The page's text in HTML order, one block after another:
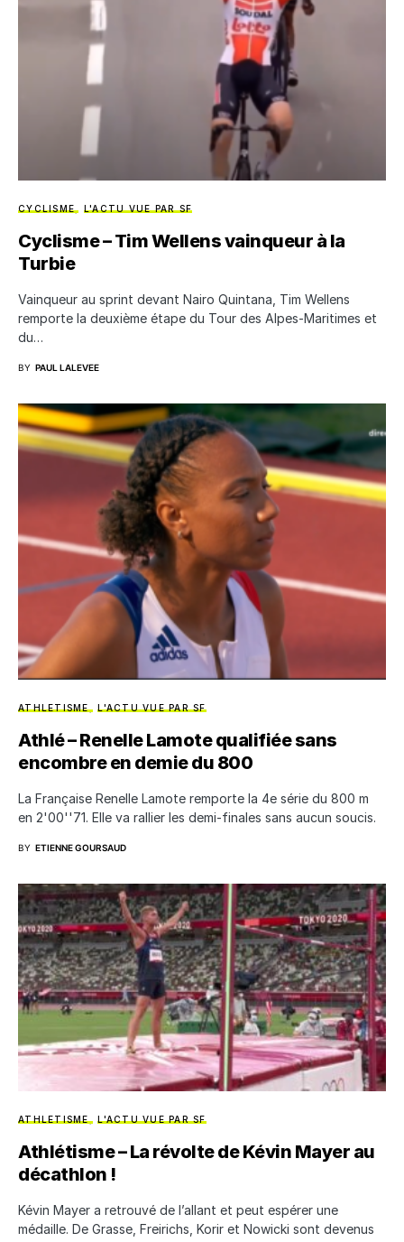
CYCLISME L'ACTU VUE PAR SF
Cyclisme – Tim Wellens vainqueur à la
Turbie
Vainqueur au sprint devant Nairo Quintana, Tim Wellens
remporte la deuxième étape du Tour des Alpes-Maritimes et
du…
BY PAUL LALEVEE
ATHLETISME L'ACTU VUE PAR SF
Athlé – Renelle Lamote qualifiée sans
encombre en demie du 800
La Française Renelle Lamote remporte la 4e série du 800 m
en 2'00''71. Elle va rallier les demi-finales sans aucun soucis.
BY ETIENNE GOURSAUD
ATHLETISME L'ACTU VUE PAR SF
Athlétisme – La révolte de Kévin Mayer au
décathlon !
Kévin Mayer a retrouvé de l’allant et peut espérer une
médaille. De Grasse, Freirichs, Korir et Nowicki sont devenus